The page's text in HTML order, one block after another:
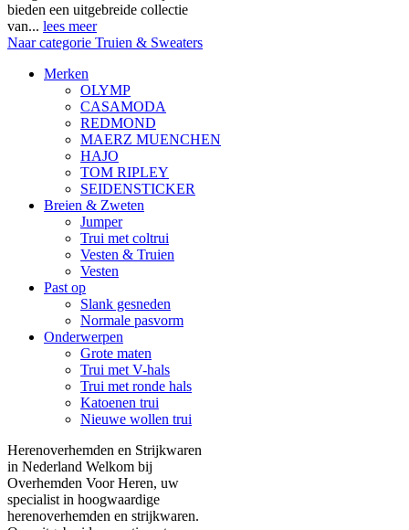
bieden een uitgebreide collectie
van... lees meer
Naar categorie Truien & Sweaters
Merken
OLYMP
CASAMODA
REDMOND
MAERZ MUENCHEN
HAJO
TOM RIPLEY
SEIDENSTICKER
Breien & Zweten
Jumper
Trui met coltrui
Vesten & Truien
Vesten
Past op
Slank gesneden
Normale pasvorm
Onderwerpen
Grote maten
Trui met V-hals
Trui met ronde hals
Katoenen trui
Nieuwe wollen trui
Herenoverhemden en Strijkwaren
in Nederland Welkom bij
Overhemden Voor Heren, uw
specialist in hoogwaardige
herenoverhemden en strijkwaren.